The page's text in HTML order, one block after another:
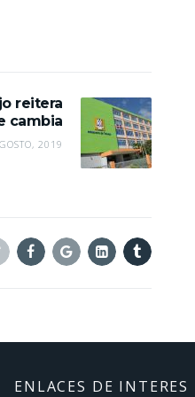
reitera
cambia
2019
ENLACES DE INTERES